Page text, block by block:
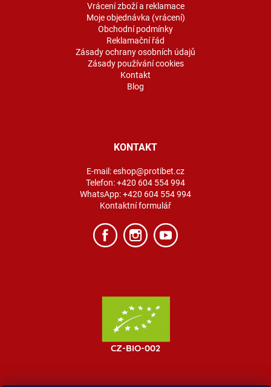
Vrácení zboží a reklamace
Moje objednávka (vrácení)
Obchodní podmínky
Reklamační řád
Zásady ochrany osobních údajů
Zásady používání cookies
Kontakt
Blog
KONTAKT
E-mail:eshop@protibet.cz
Telefon:+420 604 554 994
WhatsApp:+420 604 554 994
Kontaktní formulář